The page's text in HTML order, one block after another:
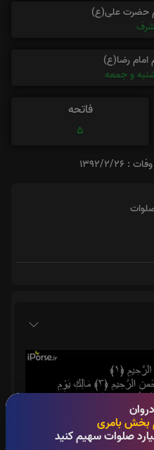
بخش بامری
صلوات سهیم کنید
حضرت علی(ع)
امام رضا(ع)
و جمعه
فاتحه
5
وفات : 1392/2/26